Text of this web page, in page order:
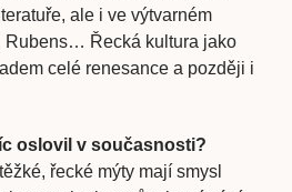
ale i ve výtvarném
Rubens… Řecká kultura jako
celé renesance a později i
oslovil v současnosti?
řecké mýty mají smysl